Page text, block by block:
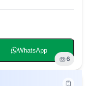
WhatsApp
6